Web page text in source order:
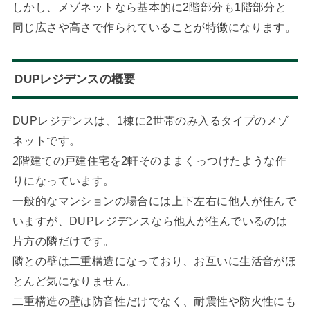
しかし、メゾネットなら基本的に2階部分も1階部分と
同じ広さや高さで作られていることが特徴になります。
DUPレジデンスの概要
DUPレジデンスは、1棟に2世帯のみ入るタイプのメゾ
ネットです。
2階建ての戸建住宅を2軒そのままくっつけたような作
りになっています。
一般的なマンションの場合には上下左右に他人が住んで
いますが、DUPレジデンスなら他人が住んでいるのは
片方の隣だけです。
隣との壁は二重構造になっており、お互いに生活音がほ
とんど気になりません。
二重構造の壁は防音性だけでなく、耐震性や防火性にも